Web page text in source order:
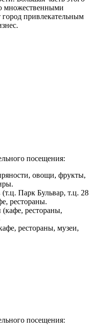
множественными
привлекательным
посещения:
овощи, фрукты,
Парк Бульвар, т.ц. 28
рестораны.
рестораны,
рестораны, музеи,
посещения: